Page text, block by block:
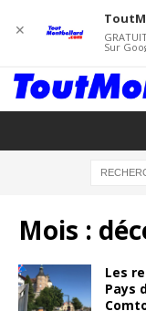
Mois :
Les
Pays
✕
Sur